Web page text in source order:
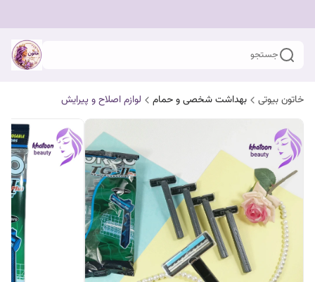
جستجو
خاتون بیوتی بهداشت شخصی و حمام لوازم اصلاح و پیرایش